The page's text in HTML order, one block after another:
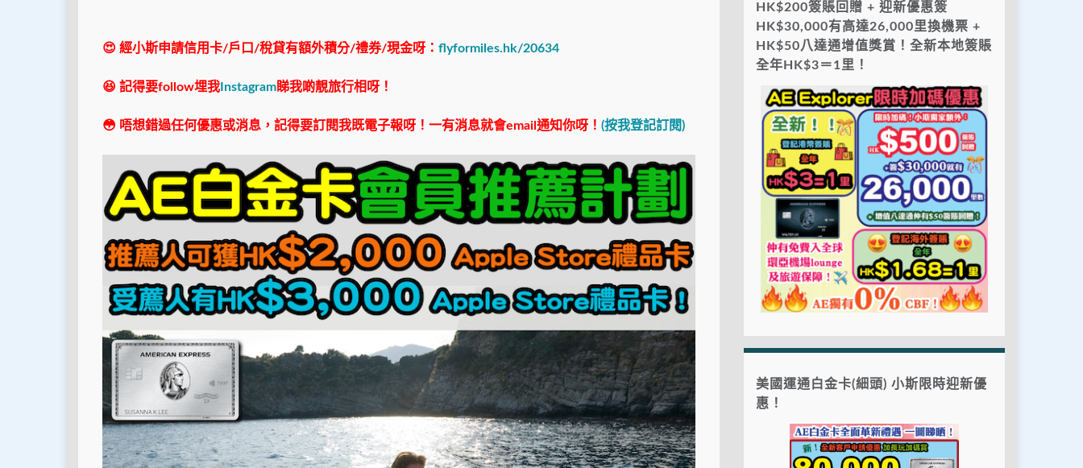
😍 經小斯申請信用卡/戶口/稅貸有額外積分/禮券/現金呀： flyformiles.hk/20634
😆 記得要follow埋我 Instagram睇我啲靚旅行相呀！
😳 唔想錯過任何優惠或消息，記得要訂閱我既電子報呀！一有消息就會email通知你呀！ (按我登記訂閱)
HK$200簽賬回贈 + 迎新優惠簽
HK$30,000有高達26,000里換機票 +
HK$50八達通增值獎賞！全新本地簽賬
全年HK$3＝1里！
美國運通白金卡(細頭) 小斯限時迎新優
惠！